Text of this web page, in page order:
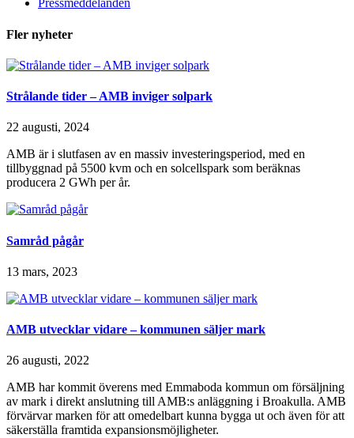
Pressmeddelanden
Fler nyheter
Strålande tider – AMB inviger solpark
22 augusti, 2024
AMB är i slutfasen av en massiv investeringsperiod, med en
tillbyggnad på 5500 kvm och en solcellspark som beräknas
producera 2 GWh per år.
Samråd pågår
13 mars, 2023
AMB utvecklar vidare – kommunen säljer mark
26 augusti, 2022
AMB har kommit överens med Emmaboda kommun om försäljning
av mark i direkt anslutning till AMB:s anläggning i Broakulla. AMB
förvärvar marken för att omedelbart kunna bygga ut och även för att
säkerställa framtida expansionsmöjligheter.